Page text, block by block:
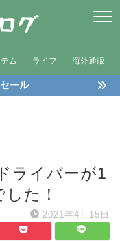
ム ライフ 海外通販
ール
ライバーが1
た！
2021年4月15日